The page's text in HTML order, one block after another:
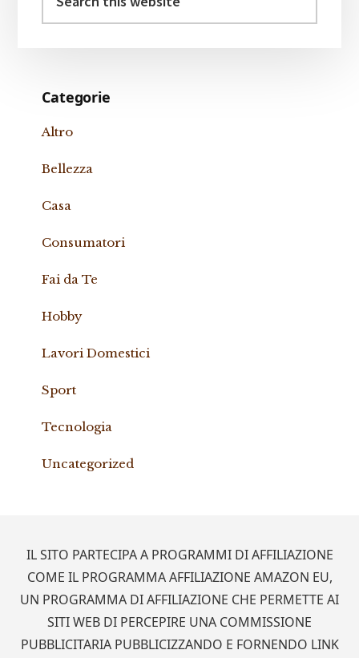
this
Categorie
Altro
Bellezza
Casa
Consumatori
Fai da Te
Hobby
Lavori Domestici
Sport
Tecnologia
Uncategorized
IL SITO PARTECIPA A PROGRAMMI DI AFFILIAZIONE
COME IL PROGRAMMA AFFILIAZIONE AMAZON EU,
UN PROGRAMMA DI AFFILIAZIONE CHE PERMETTE AI
SITI WEB DI PERCEPIRE UNA COMMISSIONE
PUBBLICITARIA PUBBLICIZZANDO E FORNENDO LINK